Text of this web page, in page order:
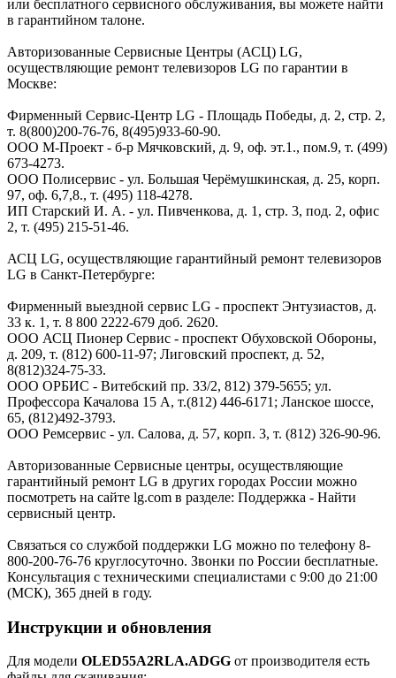
или бесплатного сервисного обслуживания, вы можете найти
в гарантийном талоне.
Авторизованные Сервисные Центры (АСЦ) LG,
осуществляющие ремонт телевизоров LG по гарантии в
Москве:
Фирменный Сервис-Центр LG - Площадь Победы, д. 2, стр. 2,
т. 8(800)200-76-76, 8(495)933-60-90.
ООО М-Проект - б-р Мячковский, д. 9, оф. эт.1., пом.9, т. (499)
673-4273.
ООО Полисервис - ул. Большая Черёмушкинская, д. 25, корп.
97, оф. 6,7,8., т. (495) 118-4278.
ИП Старский И. А. - ул. Пивченкова, д. 1, стр. 3, под. 2, офис
2, т. (495) 215-51-46.
АСЦ LG, осуществляющие гарантийный ремонт телевизоров
LG в Санкт-Петербурге:
Фирменный выездной сервис LG - проспект Энтузиастов, д.
33 к. 1, т. 8 800 2222-679 доб. 2620.
ООО АСЦ Пионер Сервис - проспект Обуховской Обороны,
д. 209, т. (812) 600-11-97; Лиговский проспект, д. 52,
8(812)324-75-33.
ООО ОРБИС - Витебский пр. 33/2, 812) 379-5655; ул.
Профессора Качалова 15 А, т.(812) 446-6171; Ланское шоссе,
65, (812)492-3793.
ООО Ремсервис - ул. Салова, д. 57, корп. 3, т. (812) 326-90-96.
Авторизованные Сервисные центры, осуществляющие
гарантийный ремонт LG в других городах России можно
посмотреть на сайте lg.com в разделе: Поддержка - Найти
сервисный центр.
Связаться со службой поддержки LG можно по телефону 8-
800-200-76-76 круглосуточно. Звонки по России бесплатные.
Консультация с техническими специалистами с 9:00 до 21:00
(МСК), 365 дней в году.
Инструкции и обновления
Для модели OLED55A2RLA.ADGG от производителя есть